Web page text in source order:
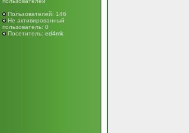
Пользователей: 146
Не активированный
пользователь: 0
Посетитель: ed4mk